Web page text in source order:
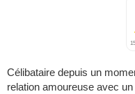
Célibataire depuis un
relation amoureuse avec